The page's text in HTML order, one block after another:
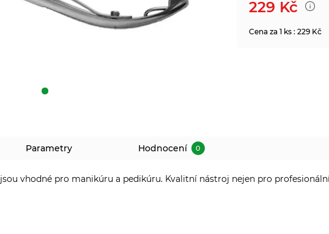
229 Kč
Cena za 1 ks : 229 Kč
Parametry Hodnocení 0
jsou vhodné pro manikúru a pedikúru. Kvalitní nástroj nejen pro